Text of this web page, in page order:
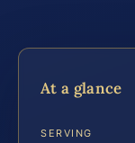
At a glance
SERVING